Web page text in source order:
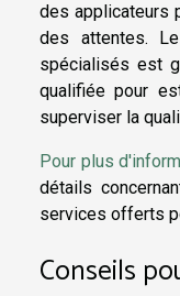
des applicateurs
des attentes.
spécialisés est
qualifiée pour
superviser la
Pour plus
détails
services offerts
Conseils